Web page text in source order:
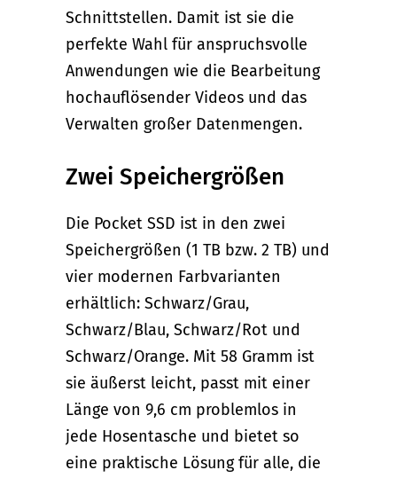
Schnittstellen. Damit ist sie die
perfekte Wahl für anspruchsvolle
Anwendungen wie die Bearbeitung
hochauflösender Videos und das
Verwalten großer Datenmengen.
Zwei Speichergrößen
Die Pocket SSD ist in den zwei
Speichergrößen (1 TB bzw. 2 TB) und
vier modernen Farbvarianten
erhältlich: Schwarz/Grau,
Schwarz/Blau, Schwarz/Rot und
Schwarz/Orange. Mit 58 Gramm ist
sie äußerst leicht, passt mit einer
Länge von 9,6 cm problemlos in
jede Hosentasche und bietet so
eine praktische Lösung für alle, die